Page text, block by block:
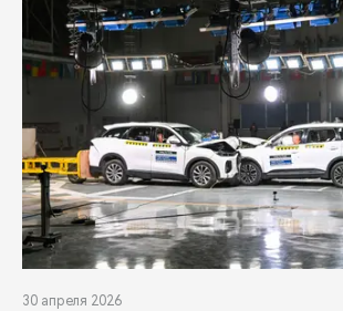
30 апреля 2026